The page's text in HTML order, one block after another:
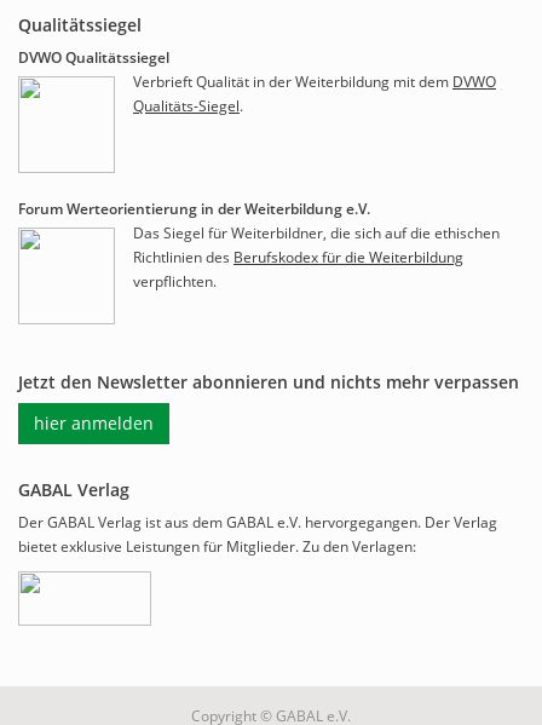
Qualitätssiegel
DVWO Qualitätssiegel
Verbrieft Qualität in der Weiterbildung mit dem DVWO
Qualitäts-Siegel.
Forum Werteorientierung in der Weiterbildung e.V.
Das Siegel für Weiterbildner, die sich auf die ethischen
Richtlinien des Berufskodex für die Weiterbildung
verpflichten.
Jetzt den Newsletter abonnieren und nichts mehr verpassen
hier anmelden
GABAL Verlag
Der GABAL Verlag ist aus dem GABAL e.V. hervorgegangen. Der Verlag
bietet exklusive Leistungen für Mitglieder. Zu den Verlagen:
Copyright © GABAL e.V.